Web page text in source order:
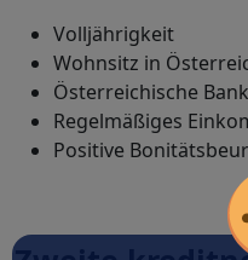
Volljährigkeit
Wohnsitz in
Österreichische
Regelmäßiges
Positive